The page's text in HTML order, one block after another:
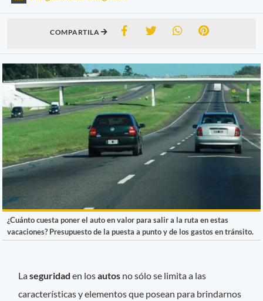
COMPARTILA
¿Cuánto cuesta poner el auto en valor para salir a la ruta en estas
vacaciones? Presupuesto de la puesta a punto y de los gastos en tránsito.
Laseguridaden losautos no sólo se limita a las
características y elementos que posean para brindarnos